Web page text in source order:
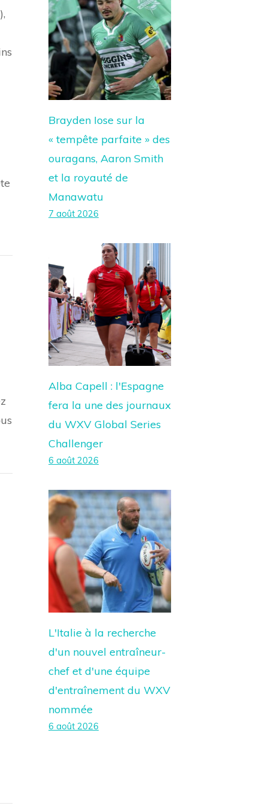
Brayden Iose sur la
« tempête parfaite » des
ouragans, Aaron Smith
et la royauté de
Manawatu
7 août 2026
Alba Capell : l'Espagne
fera la une des journaux
du WXV Global Series
Challenger
6 août 2026
L'Italie à la recherche
d'un nouvel entraîneur-
chef et d'une équipe
d'entraînement du WXV
nommée
6 août 2026